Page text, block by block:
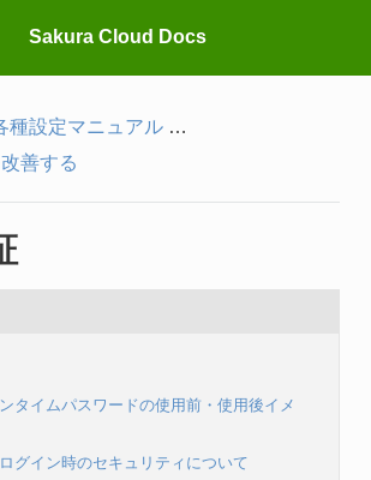
Sakura Cloud Docs
種設定マニュアル
善する
タイムパスワードの使用前・使用後イメ
グイン時のセキュリティについて